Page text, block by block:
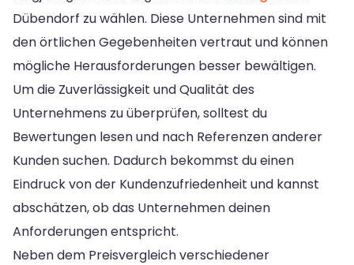
Dübendorf zu wählen. Diese Unternehmen sind mit
den örtlichen Gegebenheiten vertraut und können
mögliche Herausforderungen besser bewältigen.
Um die Zuverlässigkeit und Qualität des
Unternehmens zu überprüfen, solltest du
Bewertungen lesen und nach Referenzen anderer
Kunden suchen. Dadurch bekommst du einen
Eindruck von der Kundenzufriedenheit und kannst
abschätzen, ob das Unternehmen deinen
Anforderungen entspricht.
Neben dem Preisvergleich verschiedener